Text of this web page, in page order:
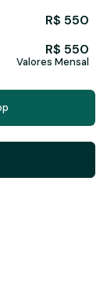
R$ 550
Valores Mensal
R$ 550